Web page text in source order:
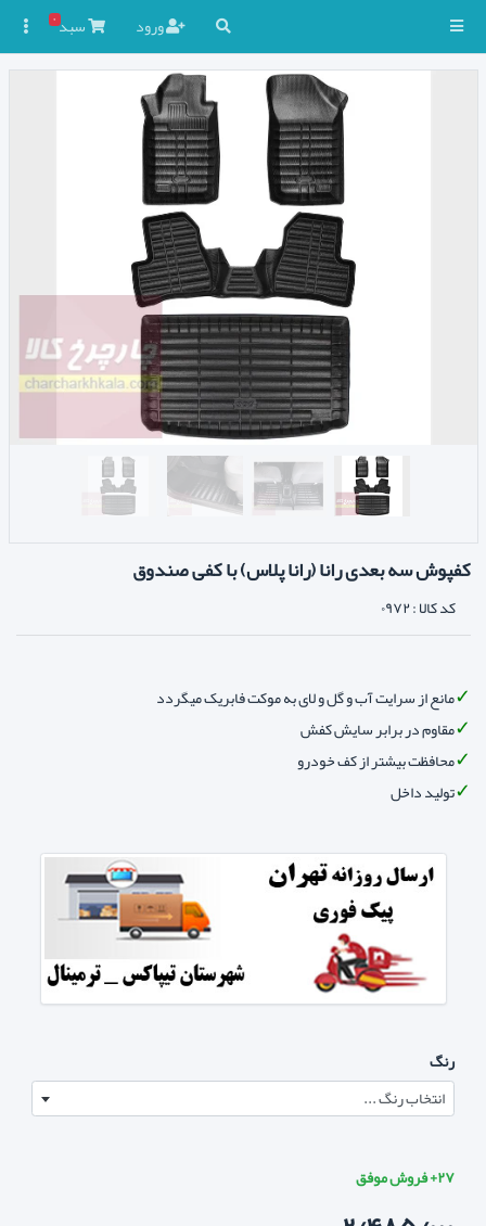
ورود سبد۰
کفپوش سه بعدی رانا (رانا پلاس) با کفی صندوق
کد کالا :۰۹۷۲
مانع از سرایت آب و گل و لای به موکت فابریک میگردد
مقاوم در برابر سایش کفش
محافظت بیشتر از کف خودرو
تولید داخل
رنگ
انتخاب رنگ ...
۲۷+ فروش موفق